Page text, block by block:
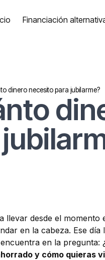
Financiación
dinero necesito para jubilarme?
llevar desde el
en la cabeza. Ese
en la
y cómo quieras